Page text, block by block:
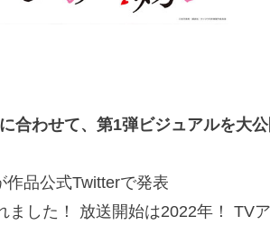
合わせて、第1弾ビジュアルを大公
作品公式Twitterで発表
ました！ 放送開始は2022年！ TV